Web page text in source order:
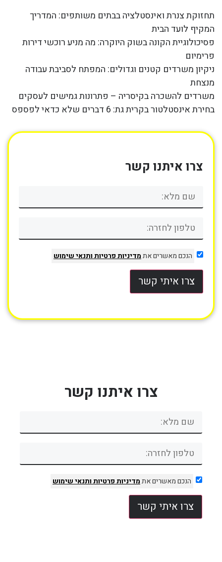
תחזוקת צנרת ואינסטלציה בבתים משותפים: המדריך
המקיף לועד הבית
פסיכולוגיית הקונה בשוק היוקרה: מה מניע רוכשי דירות
פרימיום
ניקיון משרדים קטנים וגדולים: המפתח לסביבת עבודה
מנצחת
משרדים להשכרה בקיסריה – פתרונות גמישים לעסקים
בחירת אינסטלטור בקרית גת: 6 דברים שלא כדאי לפספס
צרו איתנו קשר
הנכם מאשרים אתמדיניות פרטיותותנאי שימוש
צרו איתי קשר
צרו איתנו קשר
הנכם מאשרים אתמדיניות פרטיותותנאי שימוש
צרו איתי קשר